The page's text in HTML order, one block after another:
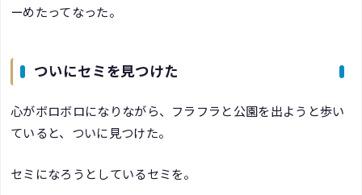
ーめたってなった。
ついにセミを見つけた
心がボロボロになりながら、フラフラと公園を出ようと歩い
ていると、ついに見つけた。
セミになろうとしているセミを。